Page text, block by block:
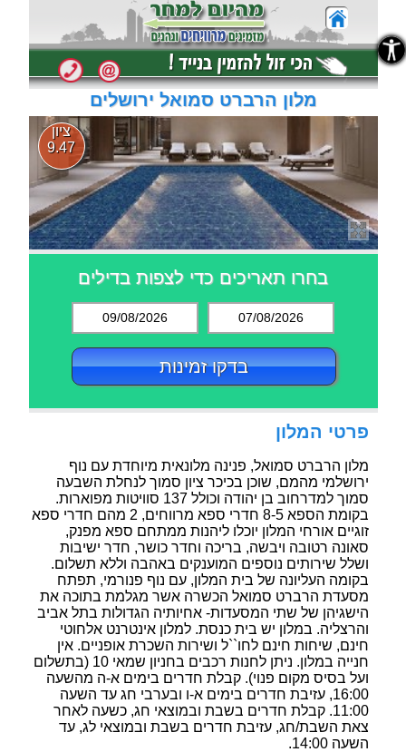
מלון הרברט סמואל ירושלים
ציון
9.47
בחרו תאריכים כדי לצפות בדילים
09/08/2026 07/08/2026
בדקו זמינות
פרטי המלון
מלון הרברט סמואל, פנינה מלונאית מיוחדת עם נוף
ירושלמי מהמם, שוכן בכיכר ציון סמוך לנחלת השבעה
סמוך למדרחוב בן יהודה וכולל 137 סוויטות מפוארות.
בקומת הספא 8-5 חדרי ספא מרווחים, 2 מהם חדרי ספא
זוגיים אורחי המלון יוכלו ליהנות ממתחם ספא מפנק,
סאונה רטובה ויבשה, בריכה וחדר כושר, חדר ישיבות
ושלל שירותים נוספים המוענקים באהבה וללא תשלום.
בקומה העליונה של בית המלון, עם נוף פנורמי, תפתח
מסעדת הרברט סמואל הכשרה אשר מגלמת בתוכה את
הישגיהן של שתי המסעדות- אחיותיה הגדולות בתל אביב
והרצליה. במלון יש בית כנסת. למלון אינטרנט אלחוטי
חינם, שיחות חינם לחו``ל ושירות השכרת אופניים. אין
חנייה במלון. ניתן לחנות רכבים בחניון שמאי 10 (בתשלום
ועל בסיס מקום פנוי). קבלת חדרים בימים א-ה מהשעה
16:00, עזיבת חדרים בימים א-ו ובערבי חג עד השעה
11:00. קבלת חדרים בשבת ובמוצאי חג, כשעה לאחר
צאת השבת/חג, עזיבת חדרים בשבת ובמוצאי לג, עד
השעה 14:00.
נגישות
נגישות